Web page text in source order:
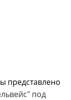
представлено
под